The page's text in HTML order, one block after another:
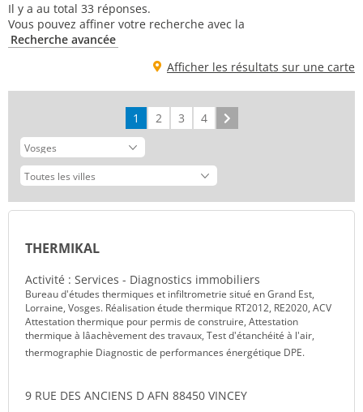
Il y a au total 33 réponses.
Vous pouvez affiner votre recherche avec la
Recherche avancée
Afficher les résultats sur une carte
1 2 3 4
THERMIKAL
Activité : Services - Diagnostics immobiliers
Bureau d'études thermiques et infiltrometrie situé en Grand Est,
Lorraine, Vosges. Réalisation étude thermique RT2012, RE2020, ACV
Attestation thermique pour permis de construire, Attestation
thermique à lâachèvement des travaux, Test d'étanchéité à l'air,
thermographie Diagnostic de performances énergétique DPE.
9 RUE DES ANCIENS D AFN 88450 VINCEY